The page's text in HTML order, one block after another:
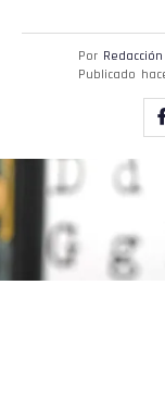
Por
Publicado